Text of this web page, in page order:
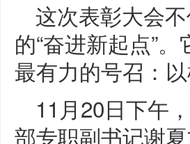
这次表彰大会
的“奋进新起点”
最有力的号召：
11月20日下午
部专职副书记谢